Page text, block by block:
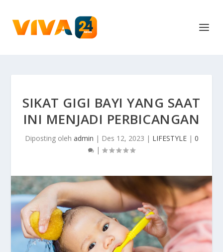
SIKAT GIGI BAYI YANG SAAT
INI MENJADI PERBICANGAN
Diposting oleh admin | Des 12, 2023 | LIFESTYLE| 0
|